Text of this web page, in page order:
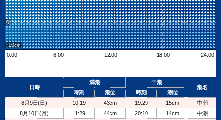
0
-10
0:00
6:00 12:00 18:00 24:00
+
日時
満潮
干潮
潮名
時刻
潮位 時刻
潮位
8月9日(日)
10:19 43cm 19:29 15cm
中潮
8月10日(月)
11:29 44cm 20:10 14cm 中潮